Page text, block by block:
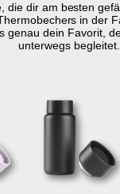
€
IN DEN
Auf Lager
SCHNELLE
LIEFERUNG
die dir am besten
in der
genau dein Favorit,
unterwegs begleitet.